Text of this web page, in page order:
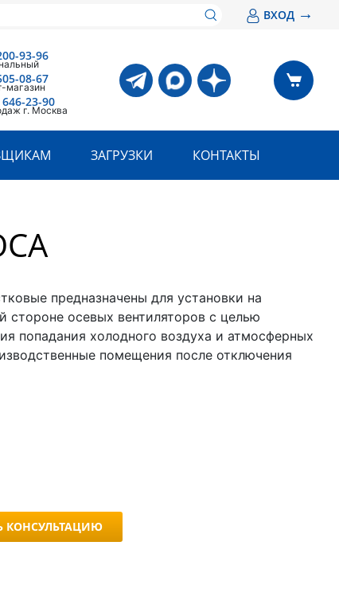
ВХОД →
93-96
08-67
магазин
646-23-90
г. Москва
ЗАГРУЗКИ КОНТАКТЫ
предназначены для установки на
стороне осевых вентиляторов с целью
попадания холодного воздуха и атмосферных
помещения после отключения
КОНСУЛЬТАЦИЮ